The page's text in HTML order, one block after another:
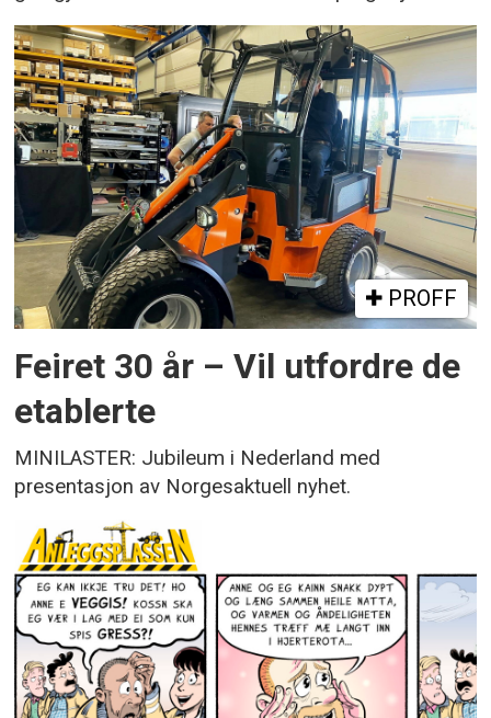
PROFF
Feiret 30 år – Vil utfordre de
etablerte
MINILASTER: Jubileum i Nederland med
presentasjon av Norgesaktuell nyhet.